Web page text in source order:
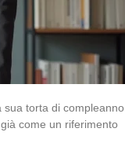
torta di compleanno.
come un riferimento